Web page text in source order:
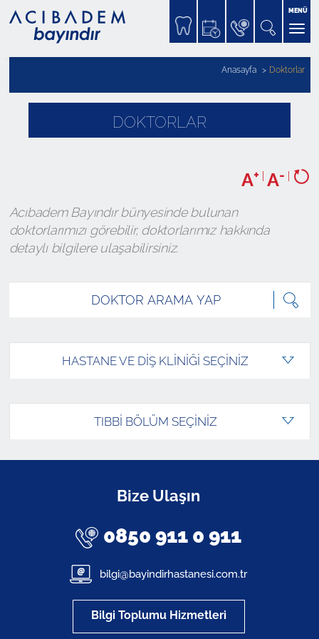
MENÜ
DOKTORLAR
Anasayfa Doktorlar
A+ | A- |
Acıbadem Bayındır bünyesinde bulunan
doktorlarımızı görebilir, doktorlarımız hakkında
detaylı bilgilere ulaşabilirsiniz.
HASTANE VE DİŞ KLİNİĞİ SEÇİNİZ
TIBBİ BÖLÜM SEÇİNİZ
Bize Ulaşın
0850 911 0 911
bilgi@bayindirhastanesi.com.tr
Bilgi Toplumu Hizmetleri